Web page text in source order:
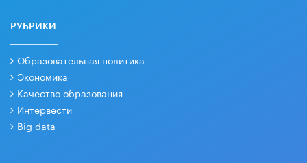
РУБРИКИ
Образовательная политика
Экономика
Качество образования
Интервести
Big data